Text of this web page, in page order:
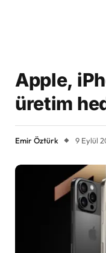
Apple,
üretim
Emir Öztürk 9 Eylül